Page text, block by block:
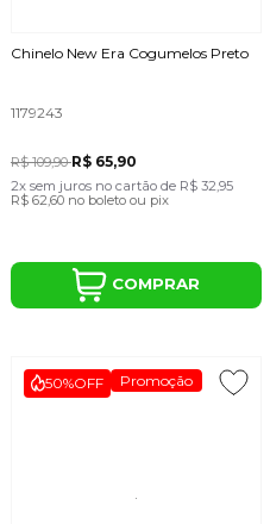
Chinelo New Era Cogumelos Preto
1179243
R$ 109,90R$ 65,90
2x sem juros no cartãode R$ 32,95
R$ 62,60 no boleto ou pix
COMPRAR
50%OFF Promoção